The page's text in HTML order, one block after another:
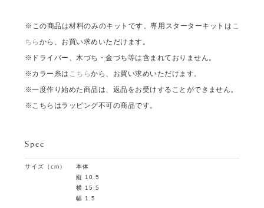
※この商品は材料のみのキットです。専用スターターキットは こ
ちら から、お買い求めいただけます。
※ドライバー、木づち・金づち等は含まれておりません。
※カラー糸は こちらから、お買い求めいただけます。
※一度作り始めた商品は、返品をお受けすることができません。
※こちらはラッピング不可の商品です。
Spec
サイズ（cm）
本体
縦 10.5
横 15.5
幅 1.5